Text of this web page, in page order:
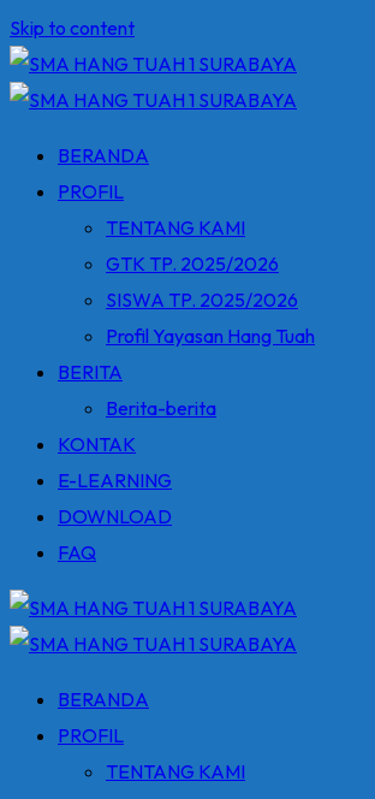
Skip to content
BERANDA
PROFIL
TENTANG KAMI
GTK TP. 2025/2026
SISWA TP. 2025/2026
Profil Yayasan Hang Tuah
BERITA
Berita-berita
KONTAK
E-LEARNING
DOWNLOAD
FAQ
BERANDA
PROFIL
TENTANG KAMI